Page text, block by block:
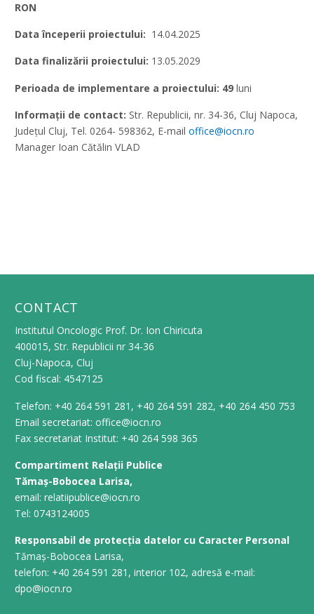
RON
Data începerii proiectului: 14.04.2025
Data finalizării proiectului: 13.05.2029
Perioada de implementare a proiectului: 49 luni
Informații de contact: Str. Republicii, nr. 34-36, Cluj Napoca,
Județul Cluj, Tel. 0264- 598362, E-mail office@iocn.ro
Manager Ioan Cătălin VLAD
CONTACT
Institutul Oncologic Prof. Dr. Ion Chiricuta
400015, Str. Republicii nr 34-36
Cluj-Napoca, Cluj
Cod fiscal: 4547125
Telefon: +40 264 591 281, +40 264 591 282, +40 264 450 753
Email secretariat: office@iocn.ro
Fax secretariat Institut: +40 264 598 365
Compartiment Relații Publice
Tămaș-Bobocea Larisa,
email: relatiipublice@iocn.ro
Tel: 0743124005
Responsabil de protecția datelor cu Caracter Personal
Tămaș-Bobocea Larisa,
telefon: +40 264 591 281, interior 102, adresă e-mail:
dpo@iocn.ro